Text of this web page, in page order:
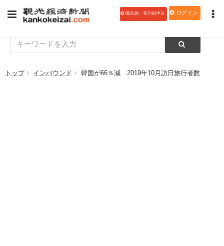
購読(紙・電子版)申込 ログイン
トップ インバウンド 韓国が66％減 2019年10月訪日旅行者数